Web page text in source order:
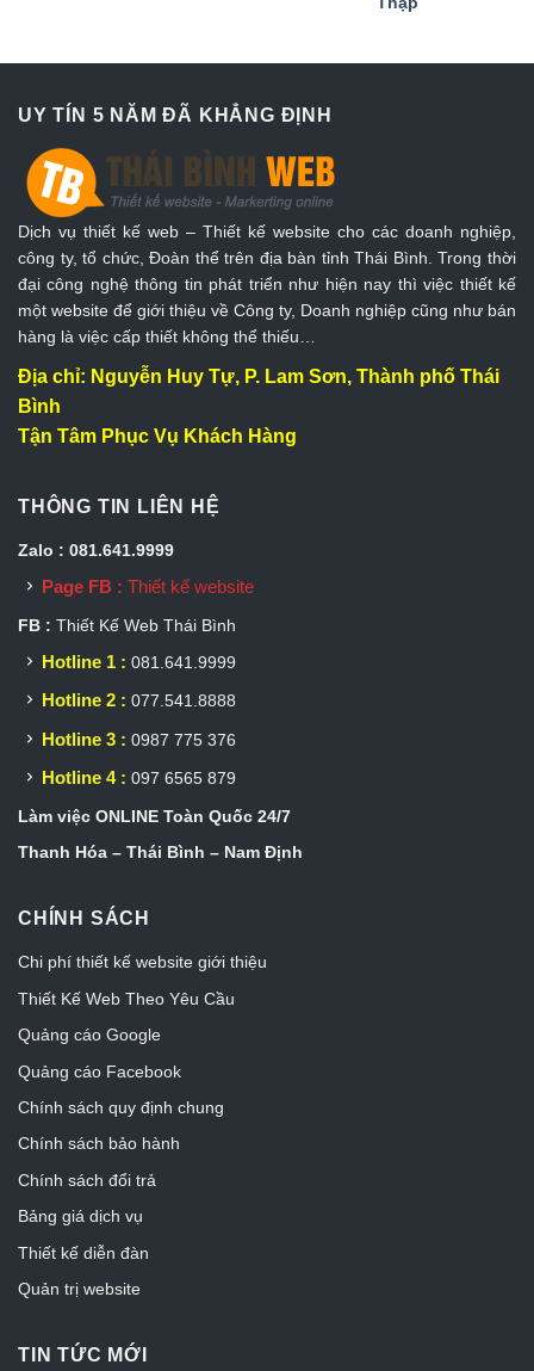
UY TÍN 5 NĂM ĐÃ KHẲNG ĐỊNH
Dịch vụ thiết kế web – Thiết kế website cho các doanh nghiệp,
công ty, tổ chức, Đoàn thể trên địa bàn tỉnh Thái Bình. Trong thời
đại công nghệ thông tin phát triển như hiện nay thì việc thiết kế
một website để giới thiệu về Công ty, Doanh nghiệp cũng như bán
hàng là việc cấp thiết không thể thiếu…
Địa chỉ: Nguyễn Huy Tự, P. Lam Sơn, Thành phố Thái
Bình
Tận Tâm Phục Vụ Khách Hàng
THÔNG TIN LIÊN HỆ
Zalo : 081.641.9999
Page FB : Thiết kế website
FB : Thiết Kế Web Thái Bình
Hotline 1 : 081.641.9999
Hotline 2 : 077.541.8888
Hotline 3 : 0987 775 376
Hotline 4 : 097 6565 879
Làm việc ONLINE Toàn Quốc 24/7
Thanh Hóa – Thái Bình – Nam Định
CHÍNH SÁCH
Chi phí thiết kế website giới thiệu
Thiết Kế Web Theo Yêu Cầu
Quảng cáo Google
Quảng cáo Facebook
Chính sách quy định chung
Chính sách bảo hành
Chính sách đổi trả
Bảng giá dịch vụ
Thiết kế diễn đàn
Quản trị website
TIN TỨC MỚI